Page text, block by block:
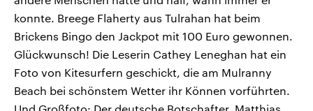
konnte. Breege Flaherty aus Tulrahan hat beim
Brickens Bingo den Jackpot mit 100 Euro gewonnen.
Glückwunsch! Die Leserin Cathey Leneghan hat ein
Foto von Kitesurfern geschickt, die am Mulranny
Beach bei schönstem Wetter ihr Können vorführten.